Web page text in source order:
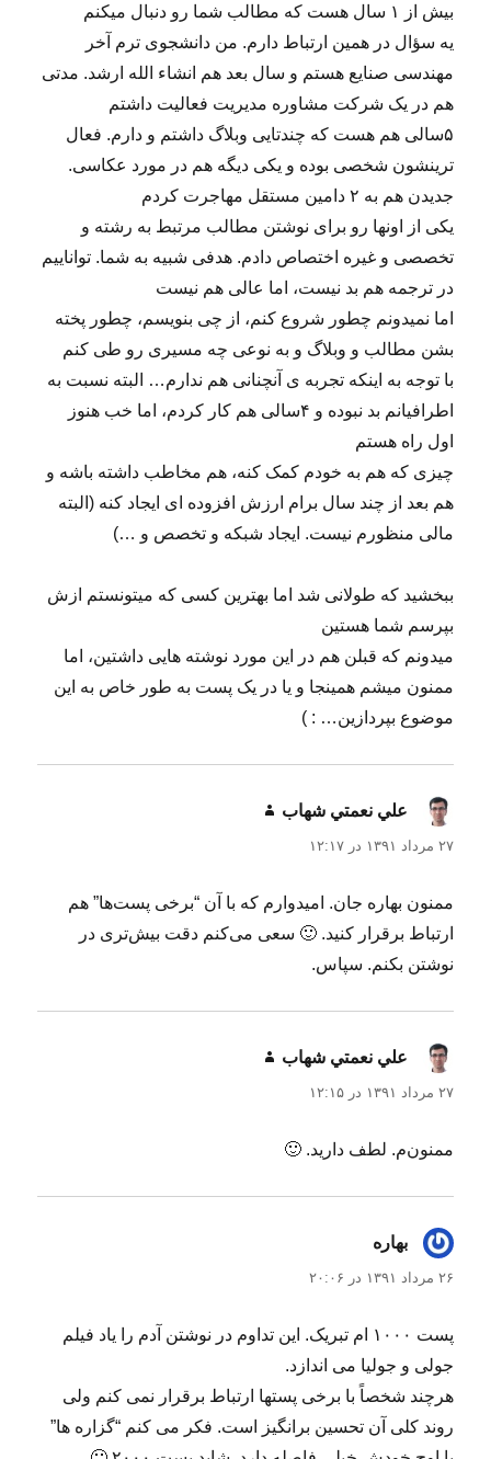
بیش از ۱ سال هست که مطالب شما رو دنبال میکنم
یه سؤال در همین ارتباط دارم. من دانشجوی ترم آخر
مهندسی صنایع هستم و سال بعد هم انشاء الله ارشد. مدتی
هم در یک شرکت مشاوره مدیریت فعالیت داشتم
۵سالی هم هست که چندتایی وبلاگ داشتم و دارم. فعال
ترینشون شخصی بوده و یکی دیگه هم در مورد عکاسی.
جدیدن هم به ۲ دامین مستقل مهاجرت کردم
یکی از اونها رو برای نوشتن مطالب مرتبط به رشته و
تخصصی و غیره اختصاص دادم. هدفی شبیه به شما. تواناییم
در ترجمه هم بد نیست، اما عالی هم نیست
اما نمیدونم چطور شروع کنم، از چی بنویسم، چطور پخته
بشن مطالب و وبلاگ و به نوعی چه مسیری رو طی کنم
با توجه به اینکه تجربه ی آنچنانی هم ندارم… البته نسبت به
اطرافیانم بد نبوده و ۴سالی هم کار کردم، اما خب هنوز
اول راه هستم
چیزی که هم به خودم کمک کنه، هم مخاطب داشته باشه و
هم بعد از چند سال برام ارزش افزوده ای ایجاد کنه (البته
مالی منظورم نیست. ایجاد شبکه و تخصص و …)
ببخشید که طولانی شد اما بهترین کسی که میتونستم ازش
بپرسم شما هستین
میدونم که قبلن هم در این مورد نوشته هایی داشتین، اما
ممنون میشم همینجا و یا در یک پست به طور خاص به این
موضوع بپردازین… : )
علي نعمتي شهاب
۲۷ مرداد ۱۳۹۱ در ۱۲:۱۷
ممنون بهاره جان. امیدوارم که با آن “برخی پست‌ها” هم
ارتباط برقرار کنید. 🙂 سعی می‌کنم دقت بیش‌تری در
نوشتن بکنم. سپاس.
علي نعمتي شهاب
۲۷ مرداد ۱۳۹۱ در ۱۲:۱۵
ممنون‌م. لطف دارید. 🙂
بهاره
۲۶ مرداد ۱۳۹۱ در ۲۰:۰۶
پست ۱۰۰۰ ام تبریک. این تداوم در نوشتن آدم را یاد فیلم
جولی و جولیا می اندازد.
هرچند شخصاً با برخی پستها ارتباط برقرار نمی کنم ولی
روند کلی آن تحسین برانگیز است. فکر می کنم “گزاره ها”